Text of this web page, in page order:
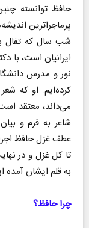
حافظ توانسته
پرماجراترین
شب سال که تفال
ایرانیان است، با
نور و مدرس
کرده‌ایم. او که
می‌داند، معتقد
شاعر به فرم و
عطف غزل حافظ
تا کل غزل و در
به قلم ایشان آمده
چرا حافظ؟